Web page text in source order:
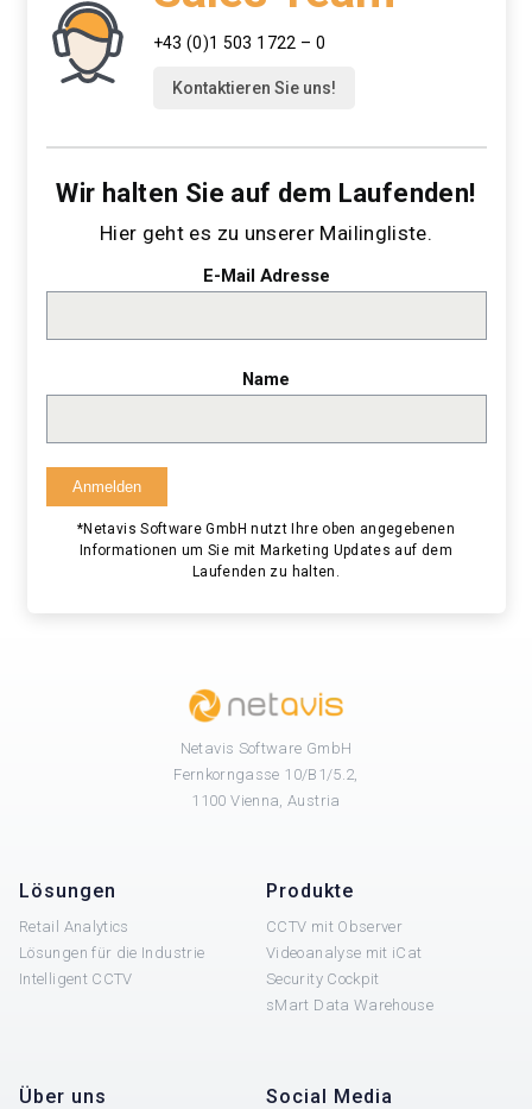
+43 (0)1 503 1722 – 0
Kontaktieren Sie uns!
Wir halten Sie auf dem Laufenden!
Hier geht es zu unserer Mailingliste.
E-Mail Adresse
Name
*Netavis Software GmbH nutzt Ihre oben angegebenen
Informationen um Sie mit Marketing Updates auf dem
Laufenden zu halten.
Netavis Software GmbH
Fernkorngasse 10/B1/5.2,
1100 Vienna, Austria
Lösungen
Retail Analytics
Lösungen für die Industrie
Intelligent CCTV
Produkte
CCTV mit Observer
Videoanalyse mit iCat
Security Cockpit
sMart Data Warehouse
Über uns Social Media